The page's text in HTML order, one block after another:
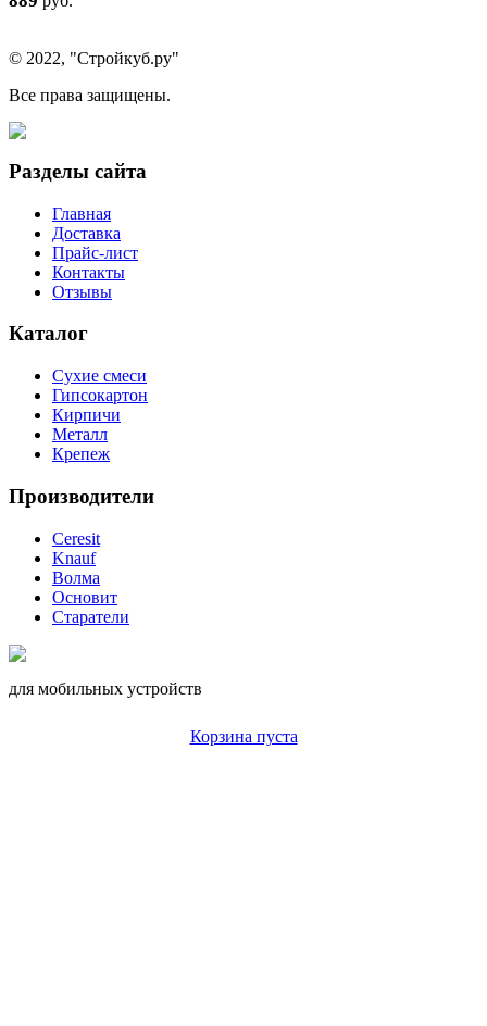
© 2022, "Стройкуб.ру"
Все права защищены.
Разделы сайта
Главная
Доставка
Прайс-лист
Контакты
Отзывы
Каталог
Сухие смеси
Гипсокартон
Кирпичи
Металл
Крепеж
Производители
Ceresit
Knauf
Волма
Основит
Старатели
для мобильных устройств
Корзина пуста